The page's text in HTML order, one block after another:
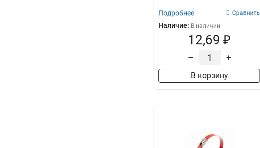
Подробнее Сравнить
Наличие: В наличии
12,69 ₽
– +
В корзину